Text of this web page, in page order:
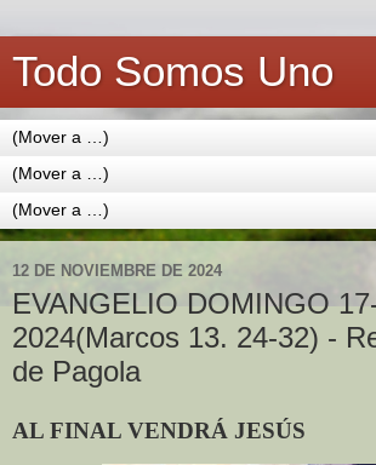
Todo Somos Uno
12 DE NOVIEMBRE DE 2024
EVANGELIO DOMINGO
2024(Marcos 13. 24-32) -
de Pagola
AL FINAL VENDRÁ JESÚS